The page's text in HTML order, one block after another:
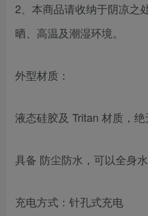
2、本商品请收纳于阴凉之
晒、高温及潮湿环境。
外型材质：
液态硅胶及 Tritan 材质，
具备 防尘防水，可以全身水
充电方式：针孔式充电